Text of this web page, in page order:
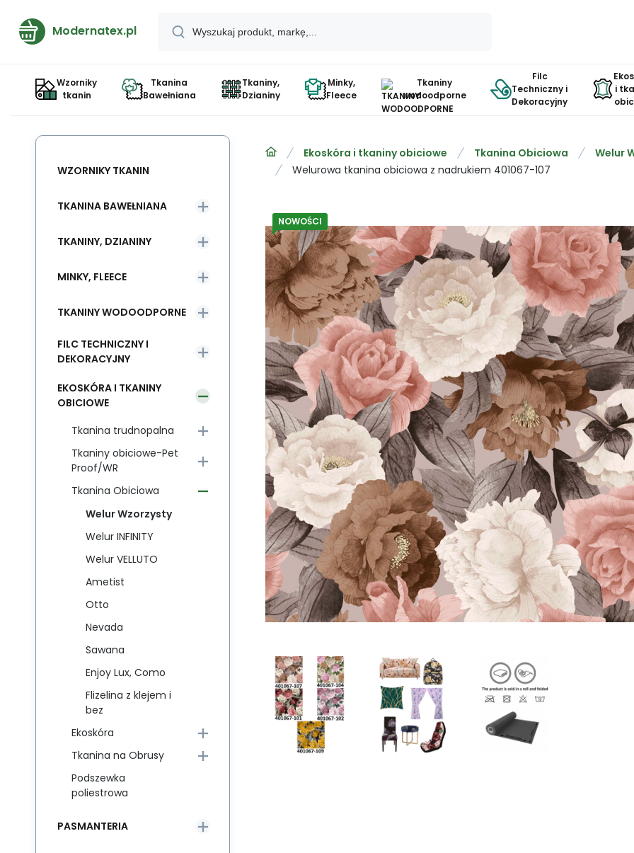
Modernatex.pl
Wzorniky
tkanin
Tkanina
Bawełniana
Tkaniny,
Dzianiny
Minky,
Fleece
Tkaniny
wodoodporne
Filc
Techniczny i
Dekoracyjny
i
Ekoskóra i tkaniny obiciowe Tkanina Obiciowa
Welur
Welurowa tkanina obiciowa z nadrukiem 401067-107
NOWOŚCI
WZORNIKY TKANIN
TKANINA BAWEŁNIANA
TKANINY, DZIANINY
MINKY, FLEECE
TKANINY WODOODPORNE
FILC TECHNICZNY I
DEKORACYJNY
EKOSKÓRA I TKANINY
OBICIOWE
Tkanina trudnopalna
Tkaniny obiciowe-Pet
Proof/WR
Tkanina Obiciowa
Welur Wzorzysty
Welur INFINITY
Welur VELLUTO
Ametist
Otto
Nevada
Sawana
Enjoy Lux, Como
Flizelina z klejem i
bez
Ekoskóra
Tkanina na Obrusy
Podszewka
poliestrowa
PASMANTERIA